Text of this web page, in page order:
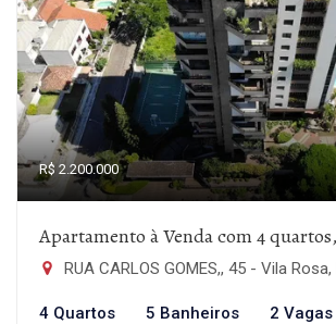
R$ 2.200.000
Apartamento à Venda com 4
RUA CARLOS GOMES,, 45 - Vila Rosa,
4 Quartos 5 Banheiros 2 Vagas